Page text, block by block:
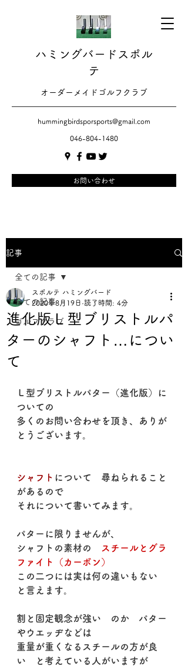
ハミングバードスポル
テ
​​オーダーメイドゴルフクラブ
hummingbirdsporsports@gmail.com
046-804-1480
お問い合わせ
記事
全ての記事
ゴルフクラブ
全ての記事
進化版Ｌ型ブリストルパ
ターのシャフト…につい
て
スポルテ ハミングバード
2020年8月19日 読了時間: 4分
Ｌ型ブリストルパター（進化版）に
ついての
多くのお問い合わせを頂き、ありが
とうございます。
シャフト について　尋ねられること
があるので
それについて書いてみます。
パターに限りませんが、
シャフトの素材の
スチールとグラ
ファイト（カーボン）
この二つには実は何の違いもない
と言えます。
割と固定観念が強い　のか　パター
やウエッヂなどは
重量が重くなるスチールの方が良
い　と考えている人がいますが